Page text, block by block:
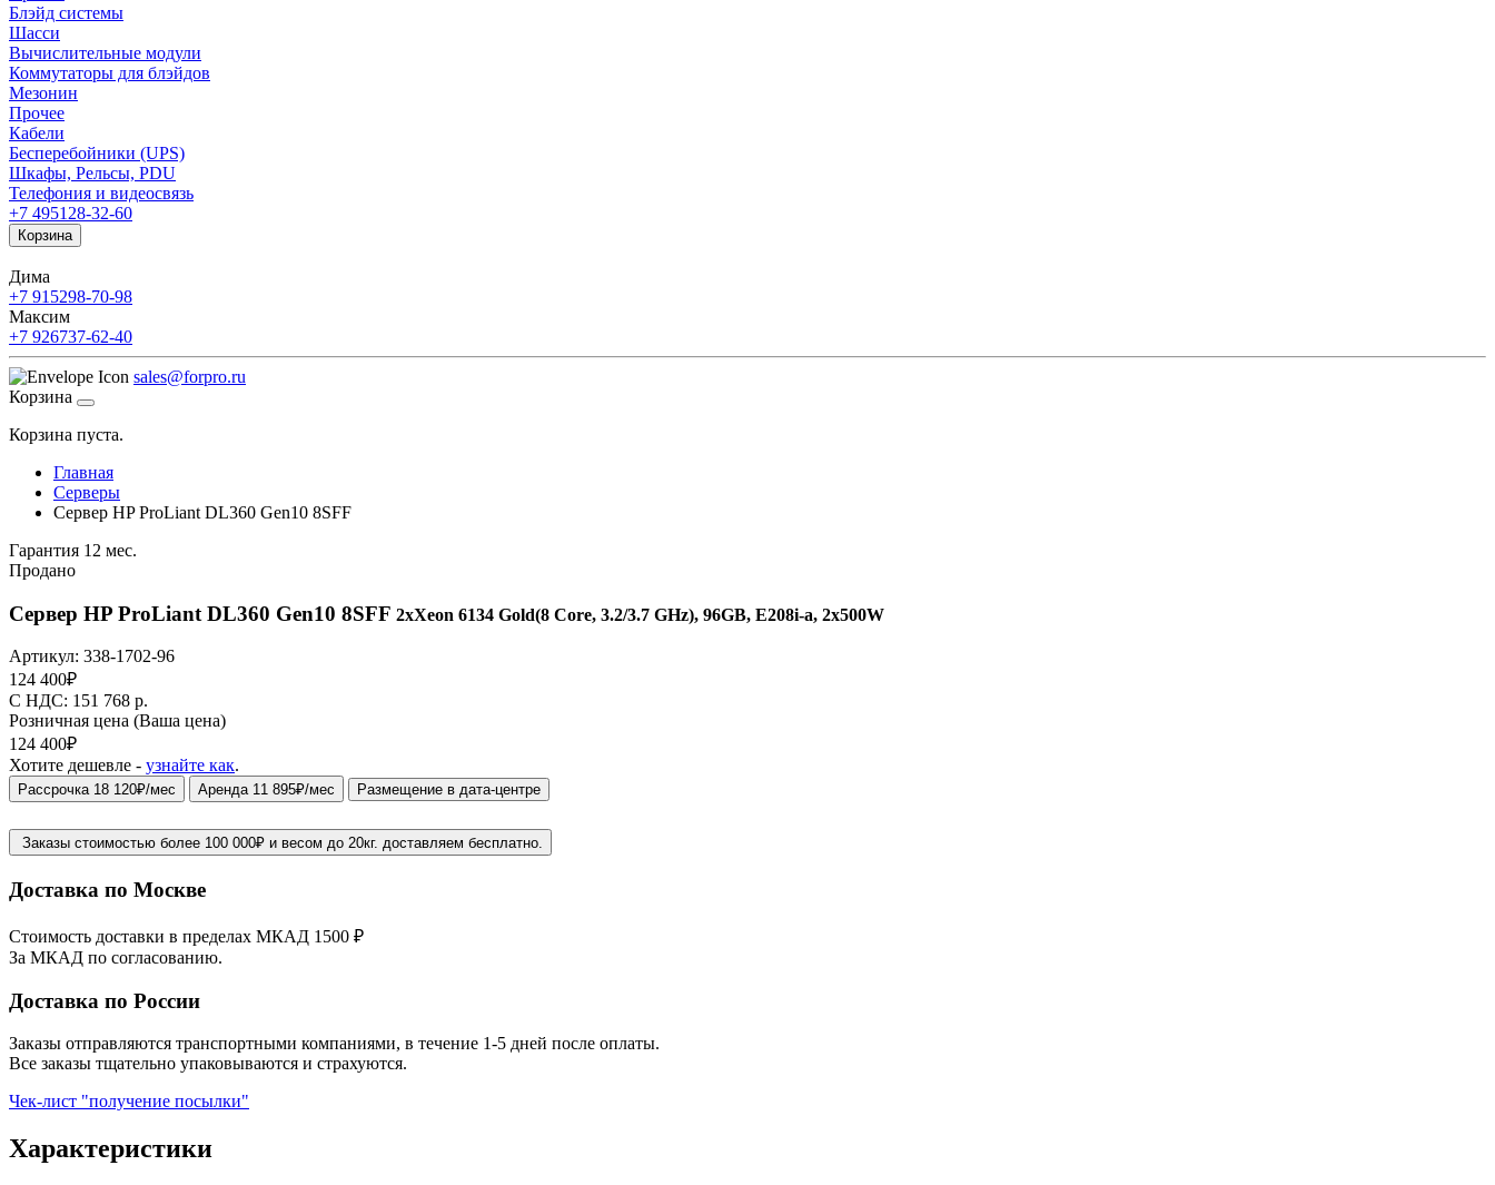
Блэйд системы
Шасси
Вычислительные модули
Коммутаторы для блэйдов
Мезонин
Прочее
Кабели
Бесперебойники (UPS)
Шкафы, Рельсы, PDU
Телефония и видеосвязь
+7 495128-32-60
Корзина
Дима
+7 915298-70-98
Максим
+7 926737-62-40
sales@forpro.ru
Корзина
Корзина пуста.
Главная
Серверы
Сервер HP ProLiant DL360 Gen10 8SFF
Гарантия 12 мес.
Продано
Сервер HP ProLiant DL360 Gen10 8SFF 2xXeon 6134 Gold(8 Core, 3.2/3.7 GHz), 96GB, E208i-a, 2x500W
Артикул: 338-1702-96
124 400₽
C НДС: 151 768 р.
Розничная цена (Ваша цена)
124 400₽
Хотите дешевле - узнайте как.
Рассрочка 18 120₽/мес Аренда 11 895₽/мес Размещение в дата-центре
Заказы стоимостью более 100 000₽ и весом до 20кг. доставляем бесплатно.
Доставка по Москве
Стоимость доставки в пределах МКАД 1500 ₽
За МКАД по согласованию.
Доставка по России
Заказы отправляются транспортными компаниями, в течение 1-5 дней после оплаты.
Все заказы тщательно упаковываются и страхуются.
Чек-лист "получение посылки"
Характеристики